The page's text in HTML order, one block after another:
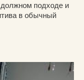
подходе и
в обычный